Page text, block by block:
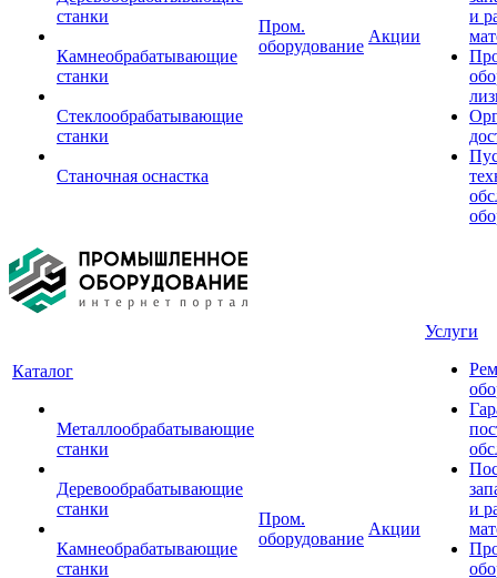
станки
Камнеобрабатывающие
станки
Стеклообрабатывающие
станки
Станочная оснастка
Пром.
оборудование
Акции
и
Каталог
Металлообрабатывающие
станки
Деревообрабатывающие
станки
Камнеобрабатывающие
станки
Пром.
оборудование
Акции
Услуги
и